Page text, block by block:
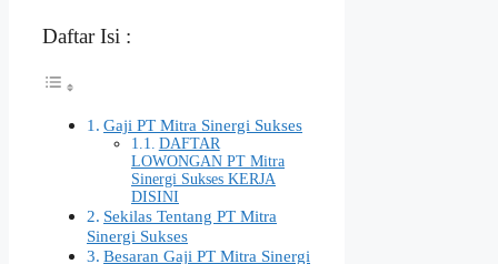
Daftar Isi :
Gaji PT Mitra Sinergi Sukses
DAFTAR
LOWONGAN PT Mitra
Sinergi Sukses KERJA
DISINI
Sekilas Tentang PT Mitra
Sinergi Sukses
Besaran Gaji PT Mitra Sinergi